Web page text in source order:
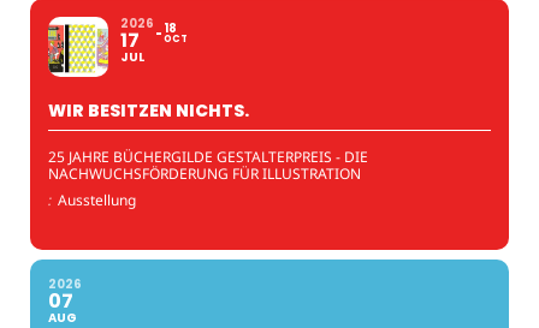
2026
17
JUL
18
OCT
WIR BESITZEN NICHTS.
25 JAHRE BÜCHERGILDE GESTALTERPREIS - DIE
NACHWUCHSFÖRDERUNG FÜR ILLUSTRATION
: Ausstellung
2026
07
AUG